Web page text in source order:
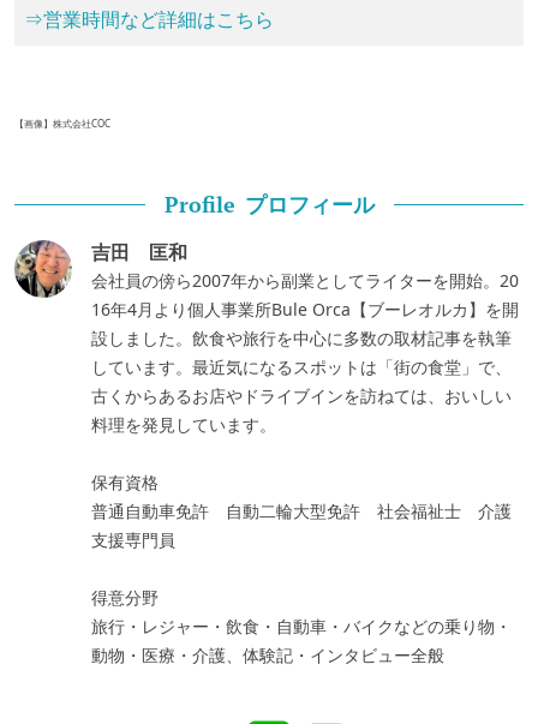
⇒営業時間など詳細はこちら
【画像】株式会社COC
Profile プロフィール
吉田 匡和
会社員の傍ら2007年から副業としてライターを開始。20
16年4月より個人事業所Bule Orca【ブーレオルカ】を開
設しました。飲食や旅行を中心に多数の取材記事を執筆
しています。最近気になるスポットは「街の食堂」で、
古くからあるお店やドライブインを訪ねては、おいしい
料理を発見しています。
保有資格
普通自動車免許 自動二輪大型免許 社会福祉士 介護
支援専門員
得意分野
旅行・レジャー・飲食・自動車・バイクなどの乗り物・
動物・医療・介護、体験記・インタビュー全般